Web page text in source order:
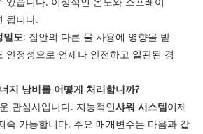
됩니다.
밀도: 집안의 다른 물 사용에 영향을 받
안정성으로 언제나 안전하고 일관된 경
지 낭비를 어떻게 처리합니까?
관심사입니다. 지능적인샤워 시스템이제
속 가능합니다. 주요 매개변수는 다음과 같